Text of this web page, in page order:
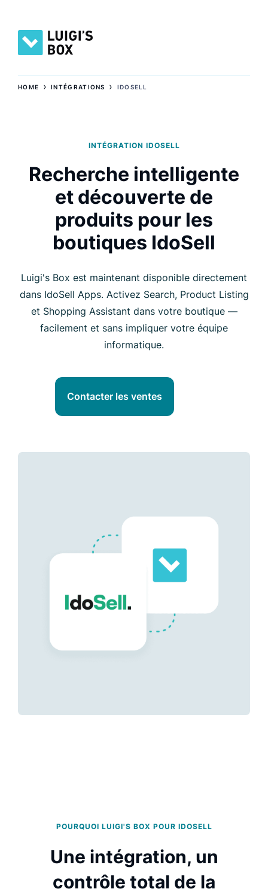
HOME ›INTÉGRATIONS › IDOSELL
INTÉGRATION IDOSELL
Recherche intelligente
et découverte de
produits pour les
boutiques IdoSell
Luigi's Box est maintenant disponible directement
dans IdoSell Apps. Activez Search, Product Listing
et Shopping Assistant dans votre boutique —
facilement et sans impliquer votre équipe
informatique.
Contacter les ventes
POURQUOI LUIGI'S BOX POUR IDOSELL
Une intégration, un
contrôle total de la